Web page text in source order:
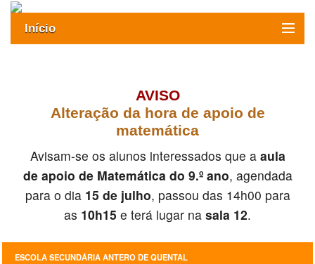
Início
ESAQ sem Bullying
SASE
Clubes Escolares
Matrículas
AVISO
Alteração da hora de apoio de
matemática
Avisam-se os alunos interessados que a aula
de apoio de Matemática do 9.º ano, agendada
para o dia 15 de julho, passou das 14h00 para
as 10h15 e terá lugar na sala 12.
ESCOLA SECUNDÁRIA ANTERO DE QUENTAL